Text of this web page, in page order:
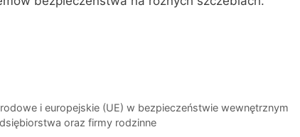
i europejskie (UE) w bezpieczeństwie wewnętrznym
oraz firmy rodzinne